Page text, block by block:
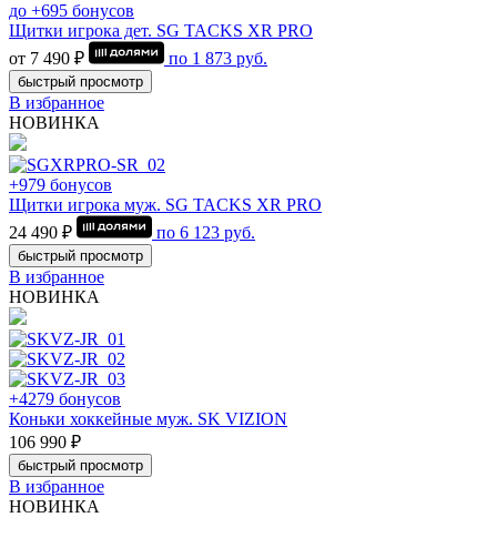
до +695 бонусов
Щитки игрока дет. SG TACKS XR PRO
от 7 490 ₽
по 1 873 руб.
быстрый просмотр
В избранное
НОВИНКА
+979 бонусов
Щитки игрока муж. SG TACKS XR PRO
24 490 ₽
по 6 123 руб.
быстрый просмотр
В избранное
НОВИНКА
+4279 бонусов
Коньки хоккейные муж. SK VIZION
106 990 ₽
быстрый просмотр
В избранное
НОВИНКА